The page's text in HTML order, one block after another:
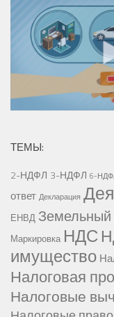
ТЕМЫ:
2-НДФЛ 3-НДФЛ 6-
ответ Декларация
ЕНВД Земельный
Маркировка НДС
имущество
Налоговая
Налоговые